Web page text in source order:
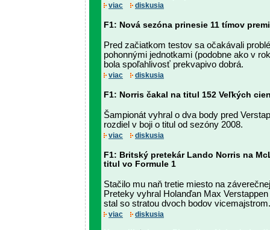
viac diskusia
F1: Nová sezóna prinesie 11 tímov
Pred začiatkom testov sa očakávali
pohonnými jednotkami (podobne ako v
bola spoľahlivosť prekvapivo dobrá.
viac diskusia
F1: Norris čakal na titul 152 Veľkých
Šampionát vyhral o dva body pred
rozdiel v boji o titul od sezóny 2008.
viac diskusia
F1: Britský pretekár Lando Norris na
titul vo Formule 1
Stačilo mu naň tretie miesto na
Preteky vyhral Holanďan Max
stal so stratou dvoch bodov vicemajstrom.
viac diskusia